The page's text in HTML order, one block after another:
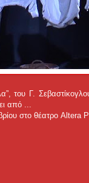
του Γ.
από ...
στο θέατρο Altera